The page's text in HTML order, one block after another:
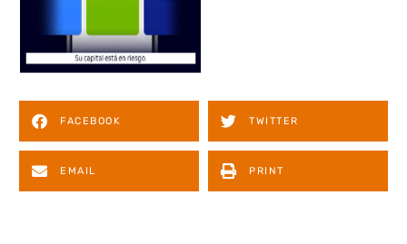
FACEBOOK TWITTER
EMAIL PRINT